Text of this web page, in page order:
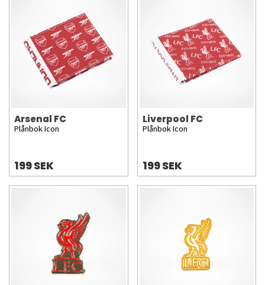
Arsenal FC
Plånbok Icon
199 SEK
Liverpool FC
Plånbok Icon
199 SEK